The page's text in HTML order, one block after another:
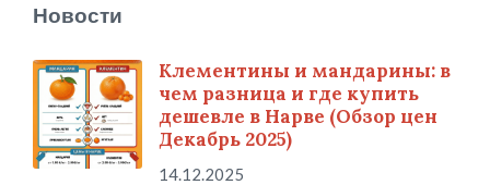
Новости
Клементины и мандарины: в
чем разница и где купить
дешевле в Нарве (Обзор цен
Декабрь 2025)
14.12.2025